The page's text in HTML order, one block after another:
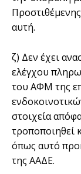
αυτή.
ζ) Δεν έχει
ελέγχου
του ΑΦΜ της
στοιχεία
τροποποιηθεί
όπως αυτό
της ΑΑΔΕ.